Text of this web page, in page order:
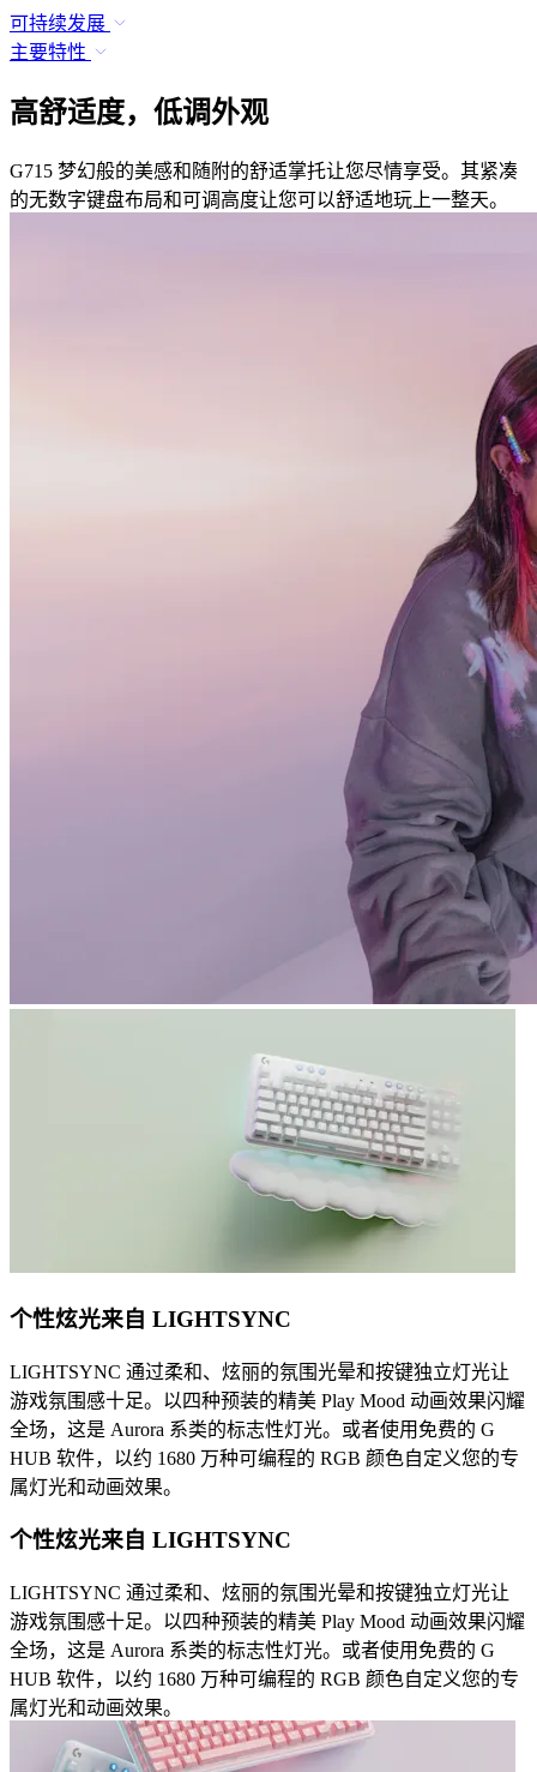
可持续发展
主要特性
高舒适度，低调外观
G715 梦幻般的美感和随附的舒适掌托让您尽情享受。其紧凑
的无数字键盘布局和可调高度让您可以舒适地玩上一整天。
个性炫光来自 LIGHTSYNC
LIGHTSYNC 通过柔和、炫丽的氛围光晕和按键独立灯光让
游戏氛围感十足。以四种预装的精美 Play Mood 动画效果闪耀
全场，这是 Aurora 系类的标志性灯光。或者使用免费的 G
HUB 软件，以约 1680 万种可编程的 RGB 颜色自定义您的专
属灯光和动画效果。
个性炫光来自 LIGHTSYNC
LIGHTSYNC 通过柔和、炫丽的氛围光晕和按键独立灯光让
游戏氛围感十足。以四种预装的精美 Play Mood 动画效果闪耀
全场，这是 Aurora 系类的标志性灯光。或者使用免费的 G
HUB 软件，以约 1680 万种可编程的 RGB 颜色自定义您的专
属灯光和动画效果。